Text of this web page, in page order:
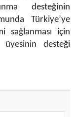
desteğinin
Türkiye’ye
sağlanması için
desteği